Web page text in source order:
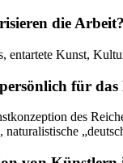
die Arbeit?
entartete Kunst,
für das
des